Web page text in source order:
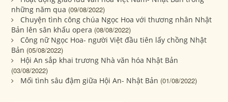
những năm qua (09/08/2022)
Chuyện tình công chúa Ngọc Hoa với thương nhân Nhật
Bản lên sân khấu opera (08/08/2022)
Công nữ Ngọc Hoa- người Việt đầu tiên lấy chồng Nhật
Bản (05/08/2022)
Hội An sắp khai trương Nhà văn hóa Nhật Bản
(03/08/2022)
Mối tình sâu đậm giữa Hội An- Nhật Bản (01/08/2022)